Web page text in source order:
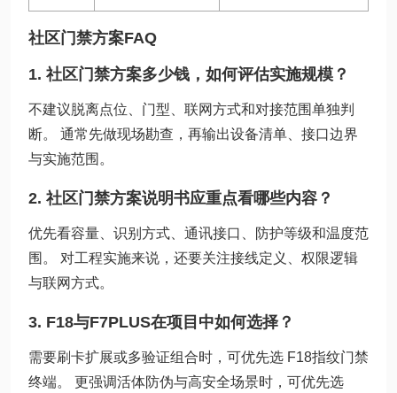
社区门禁方案FAQ
1. 社区门禁方案多少钱，如何评估实施规模？
不建议脱离点位、门型、联网方式和对接范围单独判
断。 通常先做现场勘查，再输出设备清单、接口边界
与实施范围。
2. 社区门禁方案说明书应重点看哪些内容？
优先看容量、识别方式、通讯接口、防护等级和温度范
围。 对工程实施来说，还要关注接线定义、权限逻辑
与联网方式。
3. F18与F7PLUS在项目中如何选择？
需要刷卡扩展或多验证组合时，可优先选 F18指纹门禁
终端。 更强调活体防伪与高安全场景时，可优先选